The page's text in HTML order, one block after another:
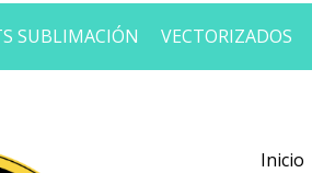
SUBLIMACIÓN VECTORIZADOS
Inicio